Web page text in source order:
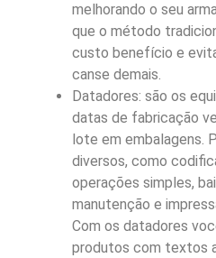
melhorando o seu
que o método
custo benefício e
canse demais.
Datadores: são os
datas de fabricação
lote em embalagens.
diversos, como
operações simples,
manutenção e
Com os datadores
produtos com textos